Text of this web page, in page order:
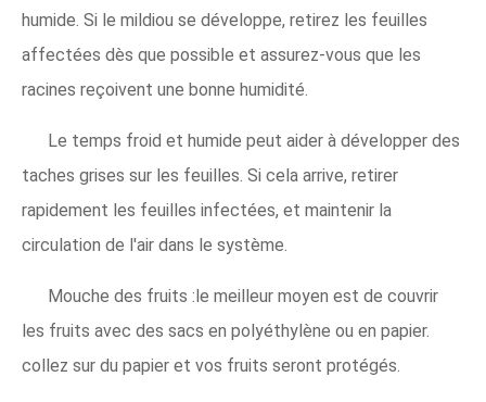
humide. Si le mildiou se développe, retirez les feuilles
affectées dès que possible et assurez-vous que les
racines reçoivent une bonne humidité.
Le temps froid et humide peut aider à développer des
taches grises sur les feuilles. Si cela arrive, retirer
rapidement les feuilles infectées, et maintenir la
circulation de l'air dans le système.
Mouche des fruits :le meilleur moyen est de couvrir
les fruits avec des sacs en polyéthylène ou en papier.
collez sur du papier et vos fruits seront protégés.